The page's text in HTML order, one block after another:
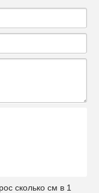
сколько см в 1